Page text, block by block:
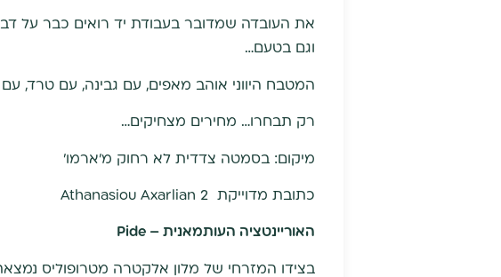
את העובדה שמדובר בעבודת יד רואים כבר על
וגם בטעם…
המטבח היווני אוהב מאפים, עם גבינה, עם טרד,
רק תבחרו… מחירים מצחיקים…
מיקום: בסמטה צדדית לא רחוק מ'ארמו'
כתובת מדוייקת Athanasiou Axarlian 2
האוריינטציה העותמאנית – Pide
בצידו המזרחי של מלון אלקטרה מטרופוליס